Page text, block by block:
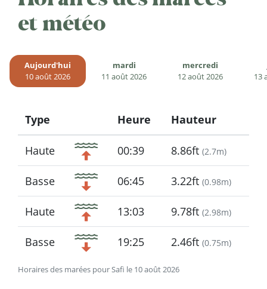
et météo
Aujourd'hui
10 août 2026
mardi
11 août 2026
mercredi
12 août 2026
13
Horaires des marées pour Safi le 10 août 2026
Type
Icon
Heure Hauteur
Haute 00:39 8.86ft (2.7m)
Basse 06:45 3.22ft (0.98m)
Haute 13:03 9.78ft (2.98m)
Basse 19:25 2.46ft (0.75m)